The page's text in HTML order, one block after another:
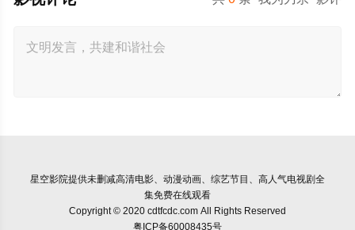
星空影院提供未删减高清电影、动漫动画、综艺节目、高人气电视剧全
集免费在线观看
Copyright © 2020 cdtfcdc.com All Rights Reserved
粤ICP备60008435号